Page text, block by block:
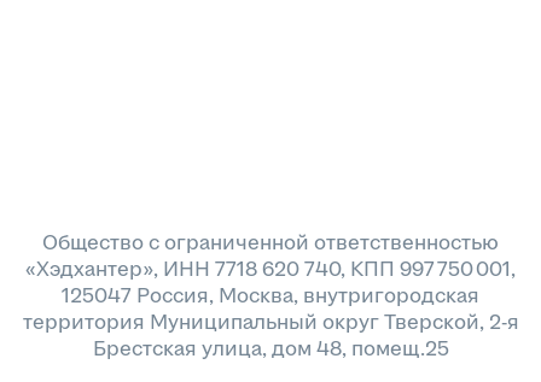
Общество с ограниченной ответственностью
«Хэдхантер», ИНН 7718 620 740, КПП 997 750 001,
125047 Россия, Москва, внутригородская
территория Муниципальный округ Тверской, 2-я
Брестская улица, дом 48, помещ.25